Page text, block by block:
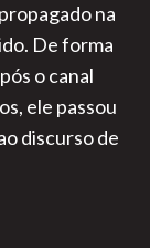
na
De forma
o canal
ele passou
discurso de